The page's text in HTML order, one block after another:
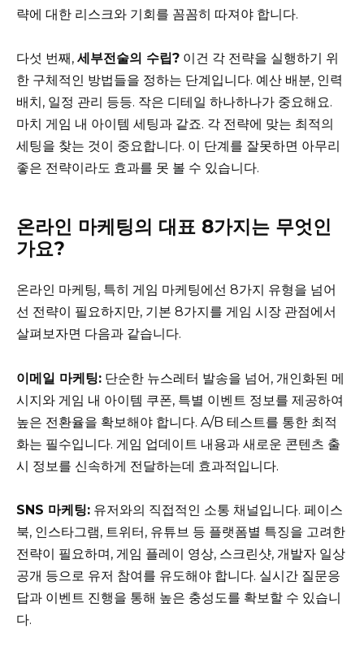
략에 대한 리스크와 기회를 꼼꼼히 따져야 합니다.
다섯 번째, 세부전술의 수립? 이건 각 전략을 실행하기 위
한 구체적인 방법들을 정하는 단계입니다. 예산 배분, 인력
배치, 일정 관리 등등. 작은 디테일 하나하나가 중요해요.
마치 게임 내 아이템 세팅과 같죠. 각 전략에 맞는 최적의
세팅을 찾는 것이 중요합니다. 이 단계를 잘못하면 아무리
좋은 전략이라도 효과를 못 볼 수 있습니다.
온라인 마케팅의 대표 8가지는 무엇인
가요?
온라인 마케팅, 특히 게임 마케팅에선 8가지 유형을 넘어
선 전략이 필요하지만, 기본 8가지를 게임 시장 관점에서
살펴보자면 다음과 같습니다.
이메일 마케팅: 단순한 뉴스레터 발송을 넘어, 개인화된 메
시지와 게임 내 아이템 쿠폰, 특별 이벤트 정보를 제공하여
높은 전환율을 확보해야 합니다. A/B 테스트를 통한 최적
화는 필수입니다. 게임 업데이트 내용과 새로운 콘텐츠 출
시 정보를 신속하게 전달하는데 효과적입니다.
SNS 마케팅: 유저와의 직접적인 소통 채널입니다. 페이스
북, 인스타그램, 트위터, 유튜브 등 플랫폼별 특징을 고려한
전략이 필요하며, 게임 플레이 영상, 스크린샷, 개발자 일상
공개 등으로 유저 참여를 유도해야 합니다. 실시간 질문응
답과 이벤트 진행을 통해 높은 충성도를 확보할 수 있습니
다.